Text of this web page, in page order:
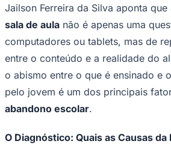
Times - Ir direto
Jailson Ferreira da Silva aponta que
sala de aula não é apenas uma
computadores ou tablets, mas de
entre o conteúdo e a realidade do
o abismo entre o que é ensinado e
pelo jovem é um dos principais
abandono escolar.
O Diagnóstico: Quais as Causas da